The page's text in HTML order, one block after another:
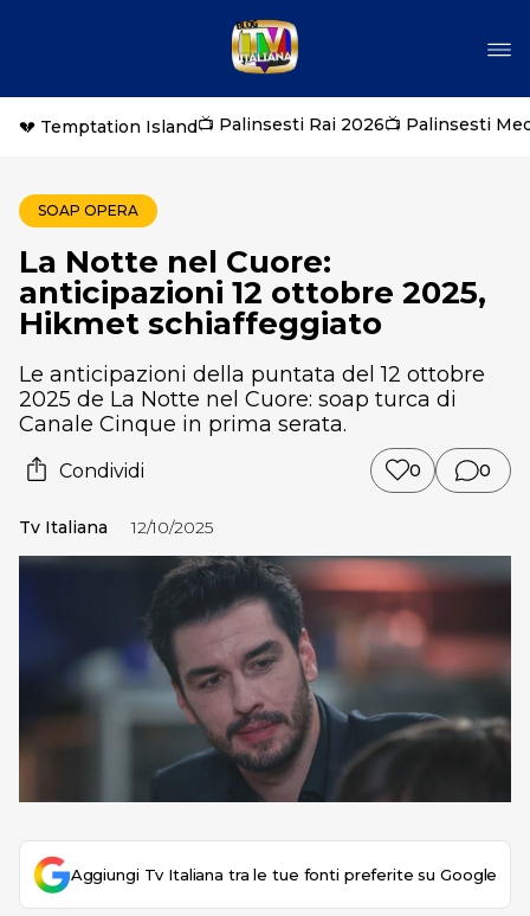
💔 Temptation Island📺 Palinsesti Rai 2026📺 Palinsesti
SOAP OPERA
La Notte nel Cuore:
anticipazioni 12 ottobre 2025,
Hikmet schiaffeggiato
Le anticipazioni della puntata del 12 ottobre
2025 de La Notte nel Cuore: soap turca di
Canale Cinque in prima serata.
Condividi 0 0
Tv Italiana 12/10/2025
Aggiungi Tv Italiana tra le tue fonti preferite su Google